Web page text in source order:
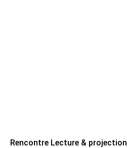
Rencontre Lecture & projection